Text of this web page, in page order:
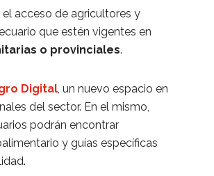
acceso de agricultores y
que estén vigentes en
o provinciales.
Digital, un nuevo espacio en
del sector. En el mismo,
podrán encontrar
y guías específicas